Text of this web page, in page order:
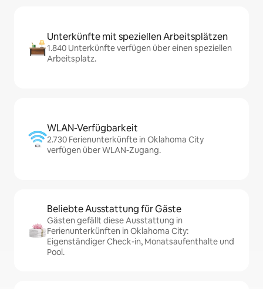
Unterkünfte mit speziellen Arbeitsplätzen
1.840 Unterkünfte verfügen über einen speziellen
Arbeitsplatz.
WLAN-Verfügbarkeit
2.730 Ferienunterkünfte in Oklahoma City
verfügen über WLAN-Zugang.
Beliebte Ausstattung für Gäste
Gästen gefällt diese Ausstattung in
Ferienunterkünften in Oklahoma City:
Eigenständiger Check-in, Monatsaufenthalte und
Pool.